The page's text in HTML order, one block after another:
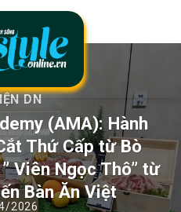
DN
(AMA): Hành
Thứ Cấp từ Bò
Viên Ngọc Thô” từ
Bàn Ăn Việt